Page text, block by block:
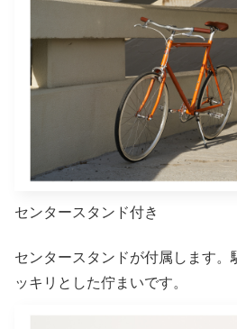
センタースタンド付き
センタースタンドが付属します。
ッキリとした佇まいです。